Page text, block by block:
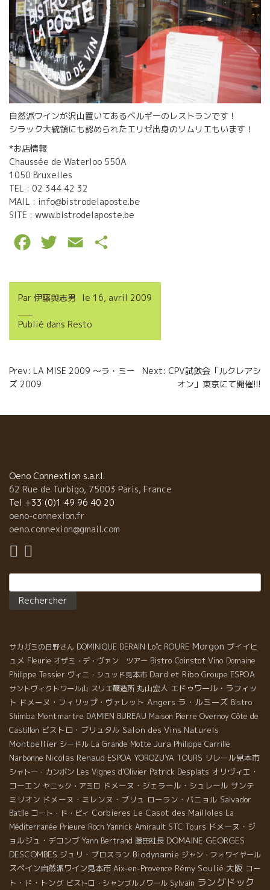
自然派ワインが沢山置いてあるベルギーのレストランです！
シラック大統領にも認められたエリゼ出身のソムリエもいます！
*お店情報
Chaussée de Waterloo 550A
1050 Bruxelles
TEL : 02 344 42 32
MAIL : info@bistrodelaposte.be
SITE : www.bistrodelaposte.be
c
b
o
i
t
r
a
l
r
e
Par 伊藤與志男 le 16, avril 2009
Publié dans Resto
Navigation
de
l’article
Prev: LA MISE 2009 ～ラ・ミー
ズ 2009
Next: CPV試飲会「ルクレアシ
オン」東京にて開催!!!
Oeno Connextion s.a.r.l.
62 Rue de Turbigo, 75003 Paris, France
Tel +33 (0)1 49 96 40 20
oeno-connexion.fr
oeno.connexion@gmail.com
サカガミの日野さん DOMINIQUE DERAIN Loïc ROURE Morgon プイイヒ
ュメ Fleurie オザミ・デ・ヴァン ツアー Bistro Coinstot Vino Domaine
Philippe Tessier ヴィニ・シュッド見本市 Dard et Ribo Groupe ESPOA
サントヴィクトワール山 スリエ醸造所 丸山宏人 エドゥワール・ラフィッ
ト ドメーヌ・フィリップ・ヴァレット Angers ラ・ルミーズ Bistro
Shimba Montmartre DAMIEN BUREAU Maison Pierre Overnoy Côte de
Castillon ビストロ・ブリュタル Salon des Vins Naturels
Montpellier シードル La Grande Motte Jura Philippe Carrille
Narbonne Nicolas Renaud ESPOA YOROZUYA TOURS リレール見本市
シャトー・カンボン Les Vignes d'Olivier Patrick Desplats オリヴィエ・
コーエン ヤニック・アミロ ドメーヌ・ジェラール・シュレール サンテ
ミリオン ドメーヌ・ミレンヌ・ブリュ ローラン・バニョル Salvador
Batlle コート・ド・ピィ Corbieres Le Casot des Mailloles La
Méditerranée Prieure Roch Yannick Amirault STC Tours ドメーヌ・ジ
ョルジュ・デコンブ Yann Bertrand 藤田社長 DOMAINE GEORGES
DESCOMBES ジュリ・ブロスラン Biodynamie ジャン・フォワイヤール
スペイン自然派ワイン見本市 Aix-en-Provence Rémy Soulié 大阪 コー
ト・ド・トング ビストロ・シャンブルノワール Sylvain ラングドック